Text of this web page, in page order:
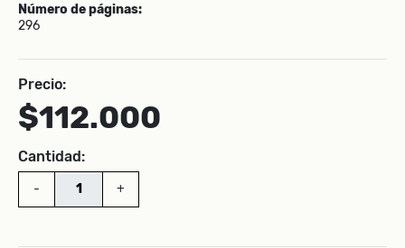
Número de páginas:
296
Precio:
$112.000
Cantidad:
- +